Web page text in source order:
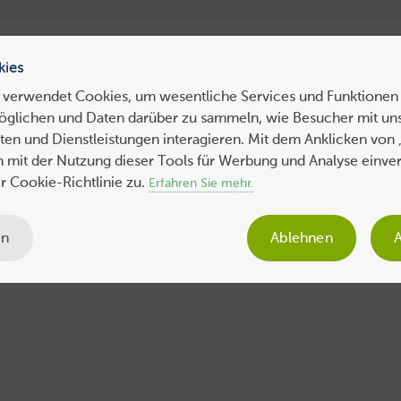
Hosting
Tipps Business Sicherheit SEO Expertenbeiträge
verwendet Cookies, um wesentliche Services und
und Daten darüber zu sammeln, wie Besucher mit
und Dienstleistungen interagieren. Mit dem Anklicken von
mit der Nutzung dieser Tools für Werbung und Analyse
Cookie-Richtlinie zu. Erfahren Sie mehr.
Ablehnen